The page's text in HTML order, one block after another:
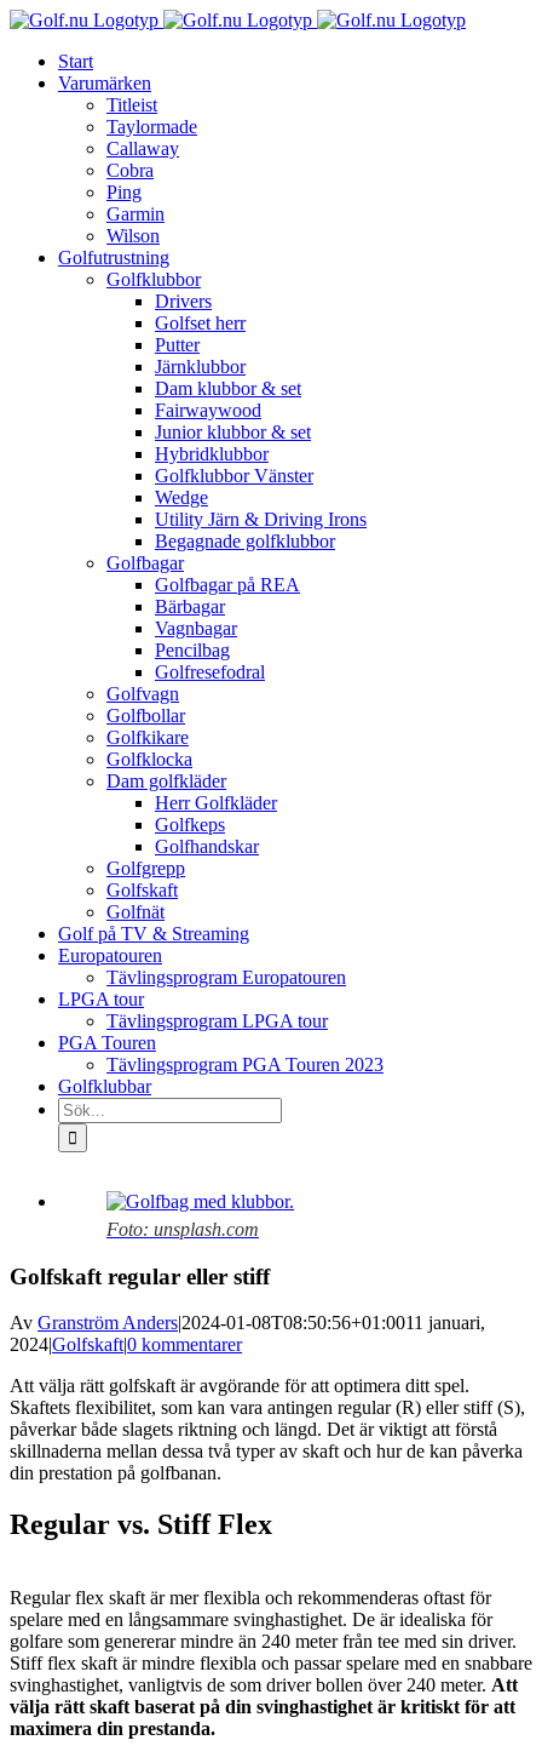
Fortsätt
innehållet
Start
Varumärken
Titleist
Taylormade
Callaway
Cobra
Ping
Garmin
Wilson
Golfutrustning
Golfklubbor
Drivers
Golfset herr
Putter
Järnklubbor
Dam klubbor & set
Fairwaywood
Junior klubbor & set
Hybridklubbor
Golfklubbor Vänster
Wedge
Utility Järn & Driving Irons
Begagnade golfklubbor
Golfbagar
Golfbagar på REA
Bärbagar
Vagnbagar
Pencilbag
Golfresefodral
Golfvagn
Golfbollar
Golfkikare
Golfklocka
Dam golfkläder
Herr Golfkläder
Golfkeps
Golfhandskar
Golfgrepp
Golfskaft
Golfnät
Golf på TV & Streaming
Europatouren
Tävlingsprogram Europatouren
LPGA tour
Tävlingsprogram LPGA tour
PGA Touren
Tävlingsprogram PGA Touren 2023
Golfklubbar
Sök
efter:
Foto: unsplash.com
Golfskaft regular eller stiff
Av Granström Anders|2024-01-08T08:50:56+01:0011 januari,
2024|Golfskaft|0 kommentarer
Att välja rätt golfskaft är avgörande för att optimera ditt spel.
Skaftets flexibilitet, som kan vara antingen regular (R) eller stiff (S),
påverkar både slagets riktning och längd. Det är viktigt att förstå
skillnaderna mellan dessa två typer av skaft och hur de kan påverka
din prestation på golfbanan.
Regular vs. Stiff Flex
Regular flex skaft är mer flexibla och rekommenderas oftast för
spelare med en långsammare svinghastighet. De är idealiska för
golfare som genererar mindre än 240 meter från tee med sin driver.
Stiff flex skaft är mindre flexibla och passar spelare med en snabbare
svinghastighet, vanligtvis de som driver bollen över 240 meter. Att
välja rätt skaft baserat på din svinghastighet är kritiskt för att
maximera din prestanda.